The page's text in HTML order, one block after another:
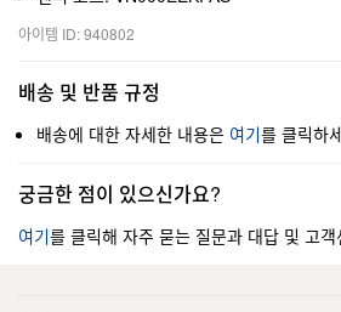
아이템 ID: 940802
배송 및 반품 규정
배송에 대한 자세한 내용은 여기를 클릭하
궁금한 점이 있으신가요?
여기를 클릭해 자주 묻는 질문과 대답 및 고